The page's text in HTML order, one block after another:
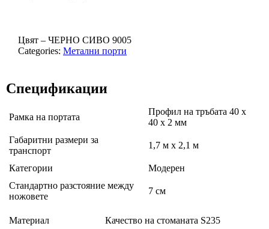
Цвят – ЧЕРНО СИВО 9005
Categories: Метални порти
Спецификации
Рамка на портата
Профил на тръбата 40 х
40 х 2 мм
Габаритни размери за
транспорт
1,7 м х 2,1 м
Категории
Модерен
Стандартно разстояние между
ножовете
7 см
Материал Качество на стоманата S235